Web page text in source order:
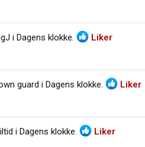
i Dagens klokke. Liker
guard i Dagens klokke. Liker
i Dagens klokke. Liker